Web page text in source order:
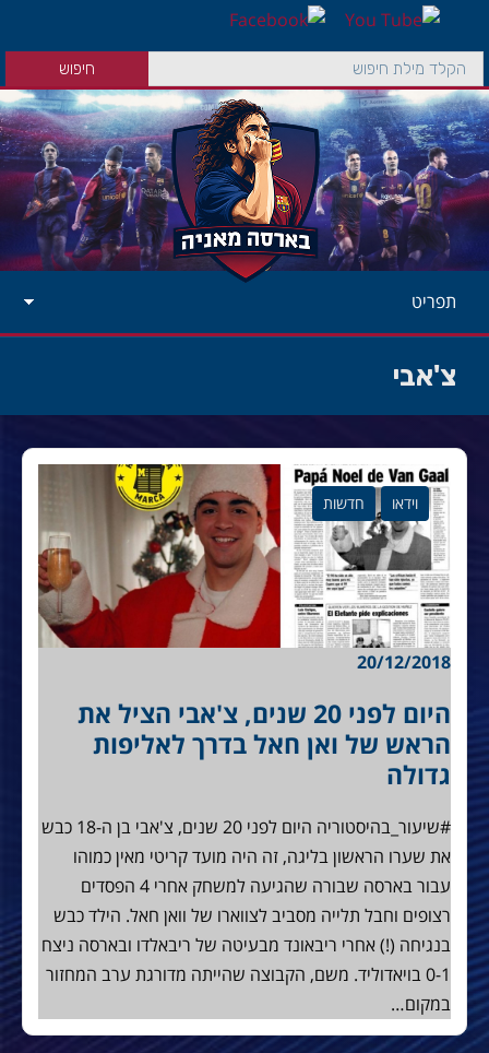
תפריט
צ'אבי
וידאו חדשות
20/12/2018
היום לפני 20 שנים, צ'אבי הציל את
הראש של ואן חאל בדרך לאליפות
גדולה
#שיעור_בהיסטוריה היום לפני 20 שנים, צ'אבי בן ה-18 כבש
את שערו הראשון בליגה, זה היה מועד קריטי מאין כמוהו
עבור בארסה שבורה שהגיעה למשחק אחרי 4 הפסדים
רצופים וחבל תלייה מסביב לצווארו של וואן חאל. הילד כבש
בנגיחה (!) אחרי ריבאונד מבעיטה של ריבאלדו ובארסה ניצח
0-1 בויאדוליד. משם, הקבוצה שהייתה מדורגת ערב המחזור
במקום…